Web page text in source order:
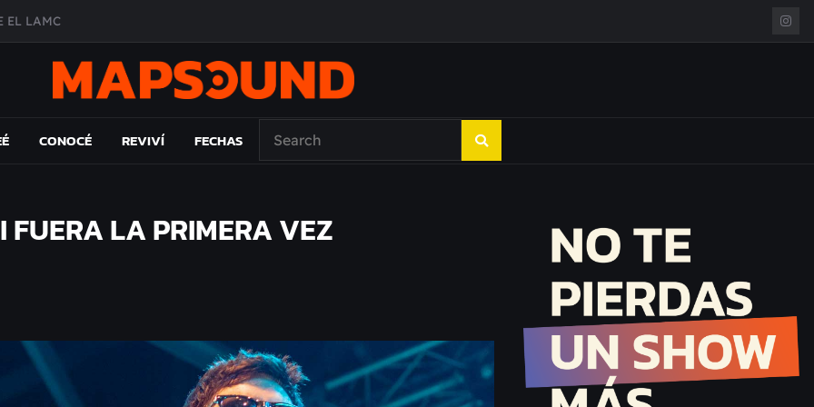
EL LAMC
DE ÉPOCA EN FORMA DE DISCO
CONOCÉ REVIVÍ FECHAS
FUERA LA PRIMERA VEZ